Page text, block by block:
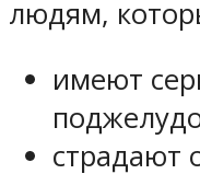
людям,
имеют
страдают